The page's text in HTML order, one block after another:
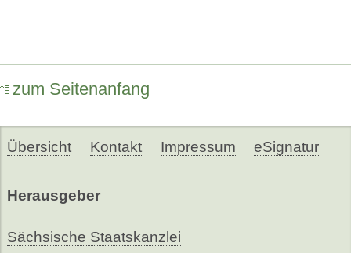
zum Seitenanfang
Übersicht Kontakt Impressum eSignatur
Herausgeber
Sächsische Staatskanzlei